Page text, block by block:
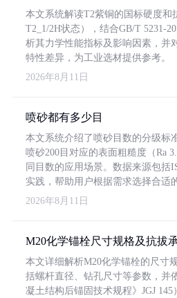
本文系统解读T2紫铜的国标硬度和
T2_1/2H状态），结合GB/T 5231-
析其力学性能指标及影响因素，并
特性差异，为工业选材提供参考。
2026年8月11日
喷砂都有多少目
本文系统介绍了喷砂目数的分级标
喷砂200目对应的表面粗糙度（Ra
同目数的应用场景。数据来源包括
实践，帮助用户根据需求选择合适
2026年8月11日
M20化学锚栓尺寸规格及抗拔
本文详细解析M20化学锚栓的尺寸
括螺杆直径、钻孔尺寸等参数，并
凝土结构后锚固技术规程》JGJ